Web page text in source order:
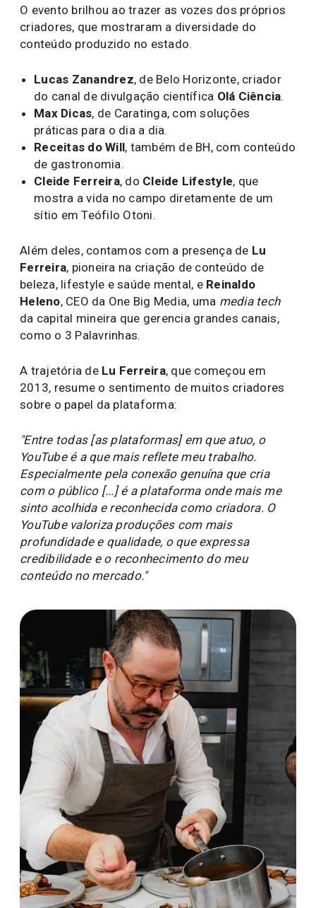
O evento brilhou ao trazer as vozes dos próprios
criadores, que mostraram a diversidade do
conteúdo produzido no estado.
Lucas Zanandrez, de Belo Horizonte, criador
do canal de divulgação científica Olá Ciência.
Max Dicas, de Caratinga, com soluções
práticas para o dia a dia.
Receitas do Will, também de BH, com conteúdo
de gastronomia.
Cleide Ferreira, do Cleide Lifestyle, que
mostra a vida no campo diretamente de um
sítio em Teófilo Otoni.
Além deles, contamos com a presença de Lu
Ferreira, pioneira na criação de conteúdo de
beleza, lifestyle e saúde mental, e Reinaldo
Heleno, CEO da One Big Media, uma media tech
da capital mineira que gerencia grandes canais,
como o 3 Palavrinhas.
A trajetória de Lu Ferreira, que começou em
2013, resume o sentimento de muitos criadores
sobre o papel da plataforma:
"Entre todas [as plataformas] em que atuo, o
YouTube é a que mais reflete meu trabalho.
Especialmente pela conexão genuína que cria
com o público [...] é a plataforma onde mais me
sinto acolhida e reconhecida como criadora. O
YouTube valoriza produções com mais
profundidade e qualidade, o que expressa
credibilidade e o reconhecimento do meu
conteúdo no mercado."